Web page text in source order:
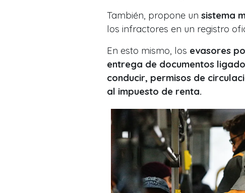
También, propone un sistema
los infractores en un registro
En esto mismo, los evasores
entrega de documentos
conducir, permisos de
al impuesto de renta.